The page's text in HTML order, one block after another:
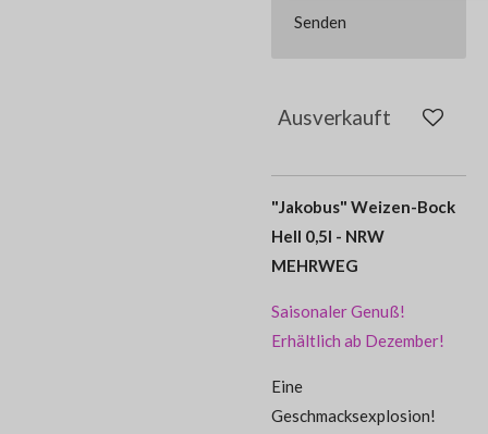
Senden
Ausverkauft
"Jakobus" Weizen-Bock
Hell 0,5l - NRW
MEHRWEG
Saisonaler Genuß!
Erhältlich ab Dezember!
Eine
Geschmacksexplosion!